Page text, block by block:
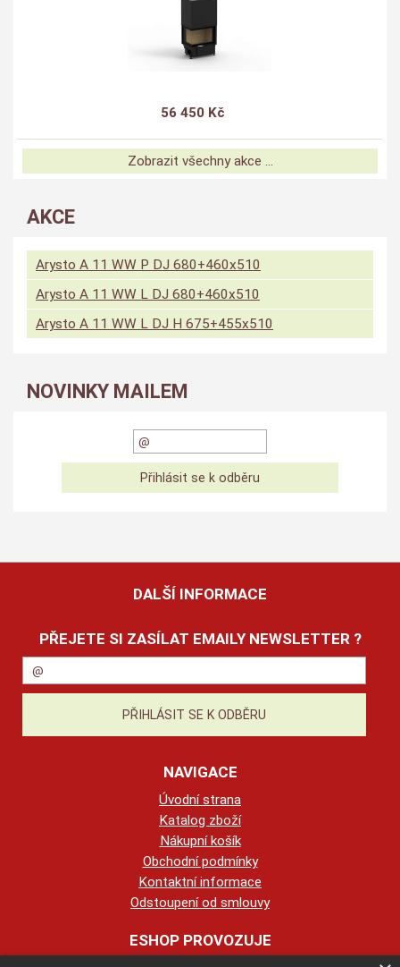
56 450 Kč
Zobrazit všechny akce ...
AKCE
Arysto A 11 WW P DJ 680+460x510
Arysto A 11 WW L DJ 680+460x510
Arysto A 11 WW L DJ H 675+455x510
NOVINKY MAILEM
DALŠÍ INFORMACE
PŘEJETE SI ZASÍLAT EMAILY NEWSLETTER ?
NAVIGACE
Úvodní strana
Katalog zboží
Nákupní košík
Obchodní podmínky
Kontaktní informace
Odstoupení od smlouvy
ESHOP PROVOZUJE